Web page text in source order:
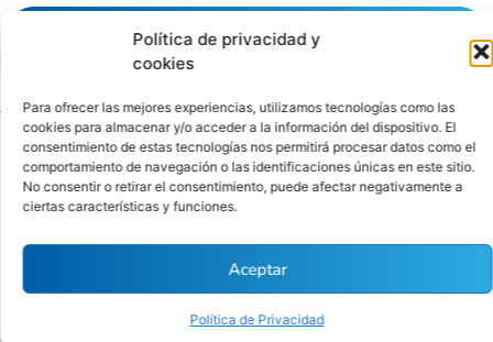
Política de privacidad y
cookies
Para ofrecer las mejores experiencias, utilizamos tecnologías como las
cookies para almacenar y/o acceder a la información del dispositivo. El
consentimiento de estas tecnologías nos permitirá procesar datos como el
comportamiento de navegación o las identificaciones únicas en este sitio.
No consentir o retirar el consentimiento, puede afectar negativamente a
ciertas características y funciones.
Aceptar
Política de Privacidad
Enviar
Ubicación
Calle
Antequera
Nro. 176
Piso Int.
701, San
Contacto
(01) 346
contacto@cytbio.com
de